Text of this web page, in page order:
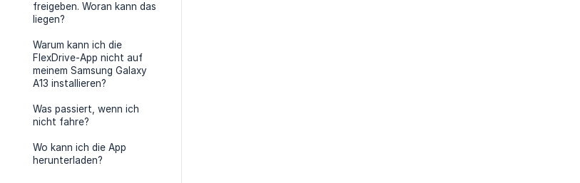
freigeben. Woran kann das
liegen?
Warum kann ich die
FlexDrive-App nicht auf
meinem Samsung Galaxy
A13 installieren?
Was passiert, wenn ich
nicht fahre?
Wo kann ich die App
herunterladen?